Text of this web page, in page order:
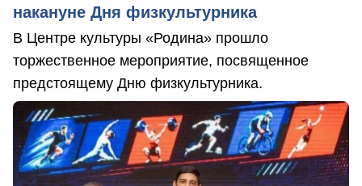
накануне Дня физкультурника
В Центре культуры «Родина» прошло
торжественное мероприятие, посвященное
предстоящему Дню физкультурника.